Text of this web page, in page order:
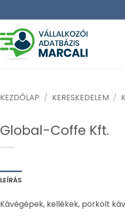
KEZDŐLAP / KERESKEDELEM /
Global-Coffe Kft.
LEÍRÁS
Kávégépek, kellékek, pörkölt